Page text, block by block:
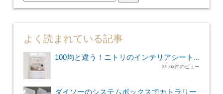
索:
よく読まれている記事
100均と違う！ニトリのインテリアシート...
35.6k件のビュー
ダイソーのシステムボックスでカトラリー